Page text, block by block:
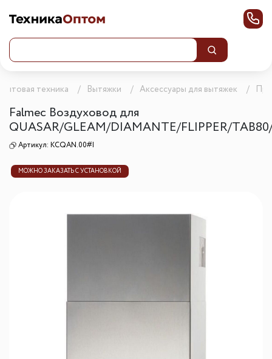
техника Вытяжки Аксессуары для вытяжек
Falmec Воздуховод для
QUASAR/GLEAM/DIAMANTE/FLIPPER/
Артикул: KCQAN.00#I
МОЖНО ЗАКАЗАТЬ С УСТАНОВКОЙ